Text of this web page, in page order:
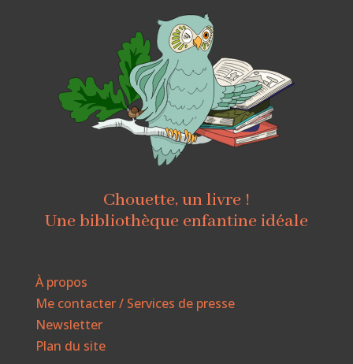
Chouette, un livre !
Une bibliothèque enfantine idéale
À propos
Me contacter / Services de presse
Newsletter
Plan du site